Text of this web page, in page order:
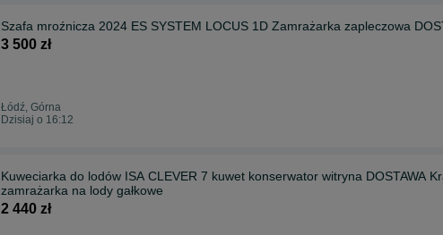
Szafa mroźnicza 2024 ES SYSTEM LOCUS 1D Zamrażarka zapleczowa
3 500 zł
Łódź, Górna
Dzisiaj o 16:12
Kuweciarka do lodów ISA CLEVER 7 kuwet konserwator witryna DOSTAWA
zamrażarka na lody gałkowe
2 440 zł